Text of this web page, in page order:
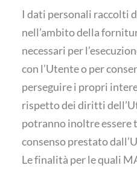
I dati personali raccolti
nell’ambito della
necessari per
con l’Utente o per
perseguire i propri
rispetto dei diritti
potranno inoltre essere
consenso prestato
Le finalità per le quali